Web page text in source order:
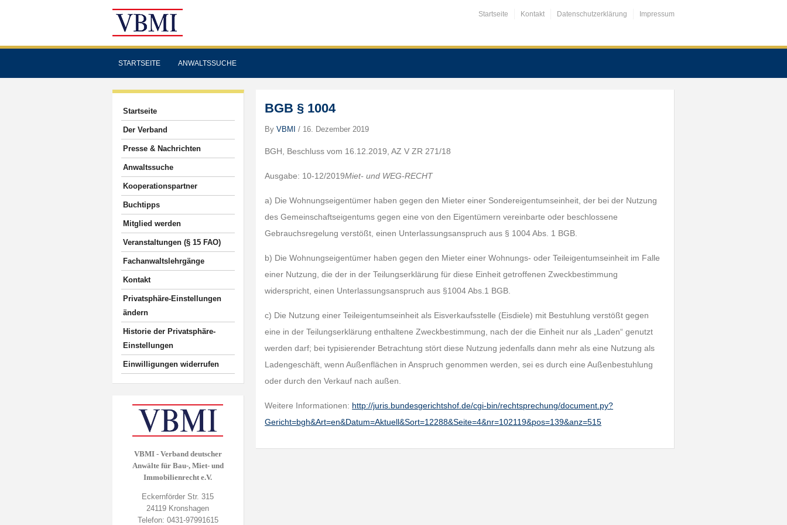
Startseite Kontakt Datenschutzerklärung Impressum
STARTSEITE ANWALTSSUCHE
Startseite
Der Verband
Presse & Nachrichten
Anwaltssuche
Kooperationspartner
Buchtipps
Mitglied werden
Veranstaltungen (§ 15 FAO)
Fachanwaltslehrgänge
Kontakt
Privatsphäre-Einstellungen
ändern
Historie der Privatsphäre-
Einstellungen
Einwilligungen widerrufen
VBMI - Verband deutscher
Anwälte für Bau-, Miet- und
Immobilienrecht e.V.
Eckernförder Str. 315
24119 Kronshagen
Telefon: 0431-97991615
BGB § 1004
ByVBMI / 16. Dezember 2019
BGH, Beschluss vom 16.12.2019, AZ V ZR 271/18
Ausgabe: 10-12/2019Miet- und WEG-RECHT
a) Die Wohnungseigentümer haben gegen den Mieter einer Sondereigentumseinheit, der bei der Nutzung
des Gemeinschaftseigentums gegen eine von den Eigentümern vereinbarte oder beschlossene
Gebrauchsregelung verstößt, einen Unterlassungsanspruch aus § 1004 Abs. 1 BGB.
b) Die Wohnungseigentümer haben gegen den Mieter einer Wohnungs- oder Teileigentumseinheit im Falle
einer Nutzung, die der in der Teilungserklärung für diese Einheit getroffenen Zweckbestimmung
widerspricht, einen Unterlassungsanspruch aus §1004 Abs.1 BGB.
c) Die Nutzung einer Teileigentumseinheit als Eisverkaufsstelle (Eisdiele) mit Bestuhlung verstößt gegen
eine in der Teilungserklärung enthaltene Zweckbestimmung, nach der die Einheit nur als „Laden“ genutzt
werden darf; bei typisierender Betrachtung stört diese Nutzung jedenfalls dann mehr als eine Nutzung als
Ladengeschäft, wenn Außenflächen in Anspruch genommen werden, sei es durch eine Außenbestuhlung
oder durch den Verkauf nach außen.
Weitere Informationen: http://juris.bundesgerichtshof.de/cgi-bin/rechtsprechung/document.py?
Gericht=bgh&Art=en&Datum=Aktuell&Sort=12288&Seite=4&nr=102119&pos=139&anz=515